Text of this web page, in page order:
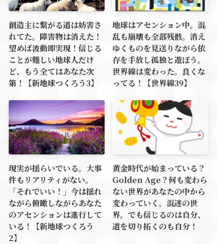
創造主に繋がる道は妨害さ
れてた。障害物は消えた！
望めば波動即実現！信じる
ことが難しい地球人だけ
ど、もう全てはあなた次
第！【新地球つくろう3】
地球はアセンション中。混
乱も崩壊も全部残骸。消え
ゆくものを見送りながら依
存を手放し孤独と遊ぼう。
世界線は変わった。良くな
ってる！【世界線39】
現実が揺らいでいる。大事
件もリアリティがない。
「それでいい！」今は揺れ
ながら俯瞰しながらあなた
のアセンションは進行して
いる！【新地球つくろう
2】
黄金時代が始まっている？
Golden Age？何も変わら
ない世界があなたの中から
変わっていく。混迷の世
界。でも信じるのは自分、
道を切り拓くのも自分！